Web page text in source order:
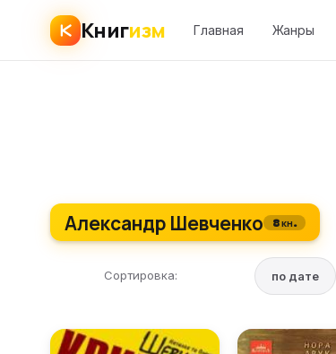
Книгизм Главная Жанры
Александр Шевченко 8 кн.
Сортировка: по дате